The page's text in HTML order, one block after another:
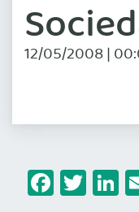
12/05/2008 |